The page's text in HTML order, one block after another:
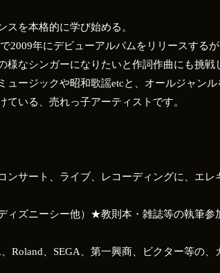
を本格的に学び始める。
2009年にデビューアルバムをリリースする
なシンガーになりたいと作詞作曲にも挑戦
ュージックや昭和歌謡etcと、オールジャン
いる、売れっ子アーティストです。
サート、ライブ、レコーディングに、エレ
ズニーシー他）★教則本・雑誌等の執筆参
、SEGA、第一興商、ビクター等の、